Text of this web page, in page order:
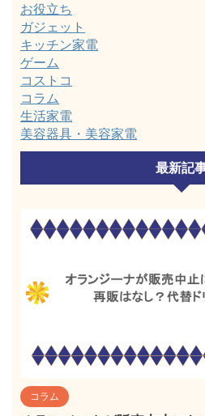
お役立ち
ガジェット
キッチン家電
ゲーム
コストコ
コラム
生活家電
美容器具・美容家電
最新記
コラム